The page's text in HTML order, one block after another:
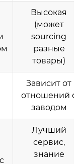
Высокая
(может
sourcing
разные
товары)
Зависит от
отношений с
заводом
Лучший
сервис,
знание